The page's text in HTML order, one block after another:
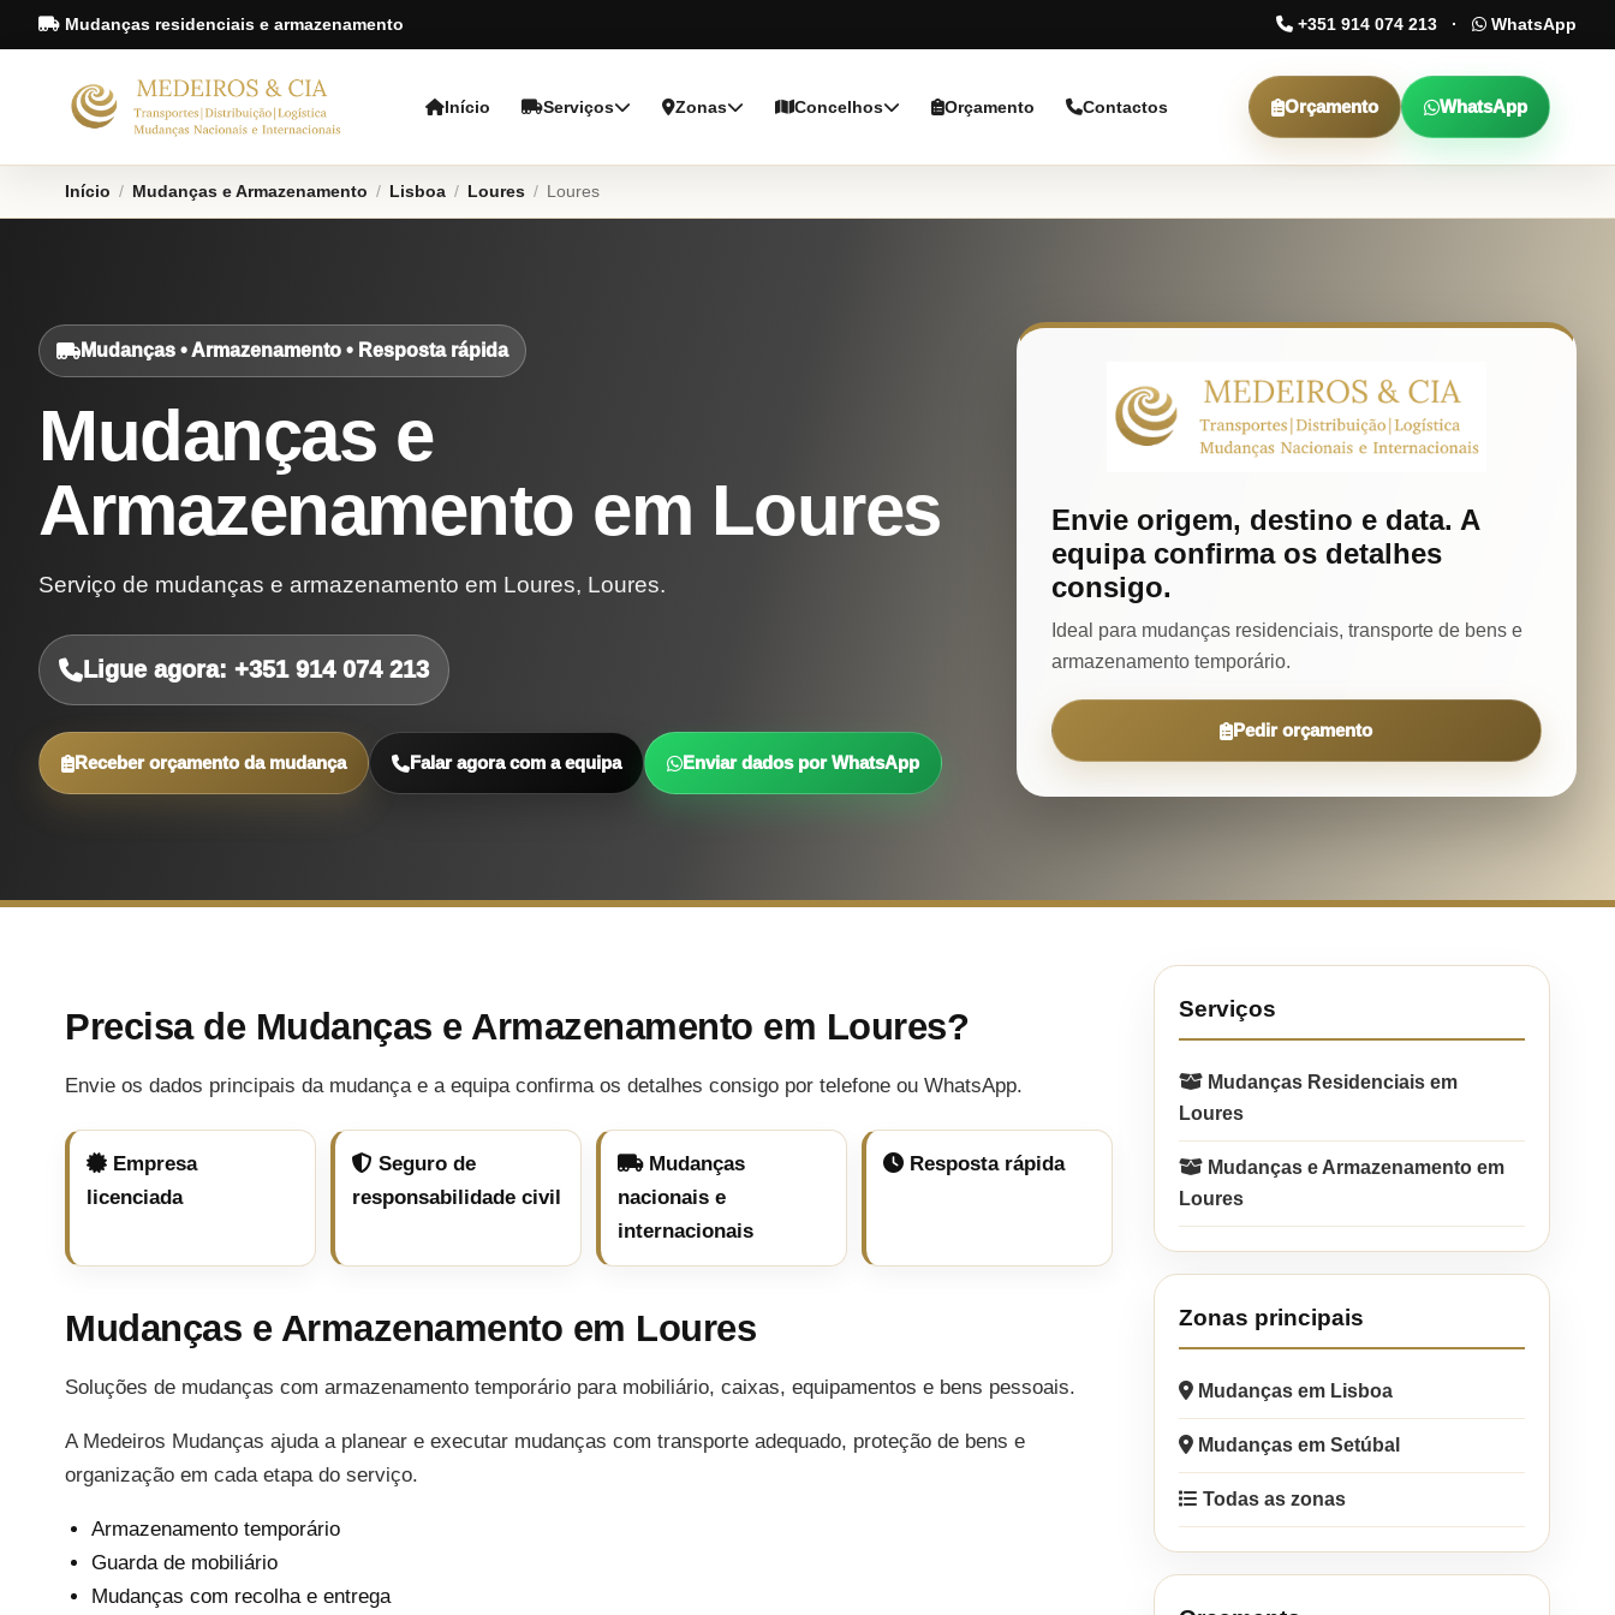
Mudanças residenciais e armazenamento +351 914 074 213 · WhatsApp
Início Serviços Zonas Concelhos Orçamento Contactos Orçamento WhatsApp
Início / Mudanças e Armazenamento / Lisboa / Loures / Loures
Mudanças • Armazenamento • Resposta rápida
Mudanças e
Armazenamento em Loures
Serviço de mudanças e armazenamento em Loures, Loures.
Ligue agora: +351 914 074 213
Receber orçamento da mudança Falar agora com a equipa Enviar dados por WhatsApp
Envie origem, destino e data. A
equipa confirma os detalhes
consigo.
Ideal para mudanças residenciais, transporte de bens e
armazenamento temporário.
Pedir orçamento
Precisa de Mudanças e Armazenamento em Loures?
Envie os dados principais da mudança e a equipa confirma os detalhes consigo por telefone ou WhatsApp.
Empresa
licenciada
Seguro de
responsabilidade civil
Mudanças
nacionais e
internacionais
Resposta rápida
Mudanças e Armazenamento em Loures
Soluções de mudanças com armazenamento temporário para mobiliário, caixas, equipamentos e bens pessoais.
A Medeiros Mudanças ajuda a planear e executar mudanças com transporte adequado, proteção de bens e
organização em cada etapa do serviço.
Armazenamento temporário
Guarda de mobiliário
Mudanças com recolha e entrega
Serviços
Mudanças Residenciais em
Loures
Mudanças e Armazenamento em
Loures
Zonas principais
Mudanças em Lisboa
Mudanças em Setúbal
Todas as zonas